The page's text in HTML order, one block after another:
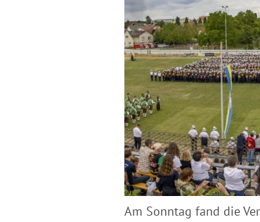
Am Sonntag fand die